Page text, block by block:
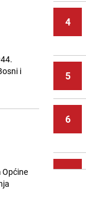
i
4
5
6
7